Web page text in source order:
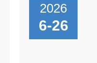
2026
6-26